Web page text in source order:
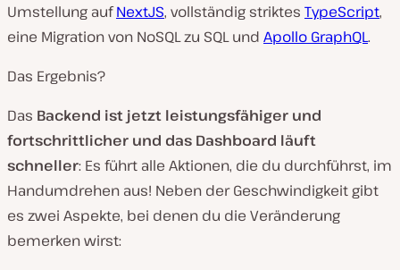
a
s
e
n
Umstellung aufNextJS, vollständig striktes TypeScript,
eine Migration von NoSQL zu SQL und Apollo GraphQL.
Das Ergebnis?
Das Backend ist jetzt leistungsfähiger und
fortschrittlicher und das Dashboard läuft
schneller: Es führt alle Aktionen, die du durchführst, im
Handumdrehen aus! Neben der Geschwindigkeit gibt
es zwei Aspekte, bei denen du die Veränderung
bemerken wirst: